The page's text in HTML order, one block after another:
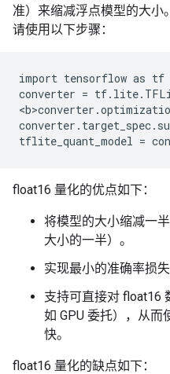
准）来缩减浮点模型的大小
请使用以下步骤：
import tensorflow as tf
converter =
float16 量化的优点如下：
将模型的大小缩减一
大小的一半）。
实现最小的准确率损失
支持可直接对 float16
如 GPU 委托），从而
快。
float16 量化的缺点如下：